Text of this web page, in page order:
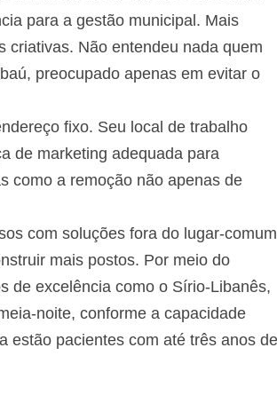
para a gestão municipal. Mais
criativas. Não entendeu nada quem
preocupado apenas em evitar o
fixo. Seu local de trabalho
de marketing adequada para
como a remoção não apenas de
com soluções fora do lugar-
mais postos. Por meio do
de excelência como o Sírio-Libanês,
noite, conforme a capacidade
estão pacientes com até três anos de